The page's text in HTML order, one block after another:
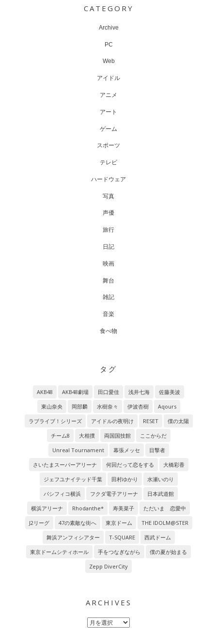
CATEGORY
Archive
PC
Web
アイドル
アニメ
アート
ゲーム
スポーツ
テレビ
ハードウェア
写真
声優
旅行
日記
映画
舞台
雑記
音楽
食べ物
タグ
AKB48 AKB48劇場 田口愛佳 浅井七海
佐藤美波
東山奈央
岡部麟 水樹奈々 伊波杏樹
Aqours
ラブライブ！シリーズ
アイドルの夜明け RESET
僕の太陽
チーム8
大相撲 両国国技館
ここからだ
Unreal Tournament
幕張メッセ
目撃者
さいたまスーパーアリーナ
何回だって恋をする
大橋彩香
ジェフユナイテッド千葉
田村ゆかり
水瀬いのり
パシフィコ横浜
フクダ電子アリーナ
日本武道館
横浜アリーナ
Rhodanthe* 寿美菜子
ただいま 恋愛中
J2リーグ
47の素敵な街へ 東京ドーム
THE IDOLM@STER
舞浜アンフィシアター
T-SQUARE
西武ドーム
東京ドームシティホール
手をつなぎながら
僕の夏が始まる
Zepp DiverCity
ARCHIVES
Archives